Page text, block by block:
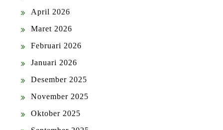
April 2026
Maret 2026
Februari 2026
Januari 2026
Desember 2025
November 2025
Oktober 2025